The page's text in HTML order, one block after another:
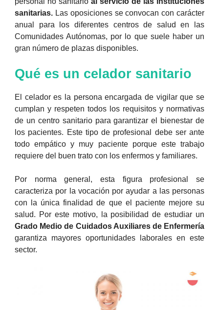
sanitarias. Las oposiciones se convocan con carácter
anual para los diferentes centros de salud en las
Comunidades Autónomas, por lo que suele haber un
gran número de plazas disponibles.
Qué es un celador sanitario
El celador es la persona encargada de vigilar que se
cumplan y respeten todos los requisitos y normativas
de un centro sanitario para garantizar el bienestar de
los pacientes. Este tipo de profesional debe ser ante
todo empático y muy paciente porque este trabajo
requiere del buen trato con los enfermos y familiares.
Por norma general, esta figura profesional se
caracteriza por la vocación por ayudar a las personas
con la única finalidad de que el paciente mejore su
salud. Por este motivo, la posibilidad de estudiar un
Grado Medio de Cuidados Auxiliares de Enfermería
garantiza mayores oportunidades laborales en este
sector.